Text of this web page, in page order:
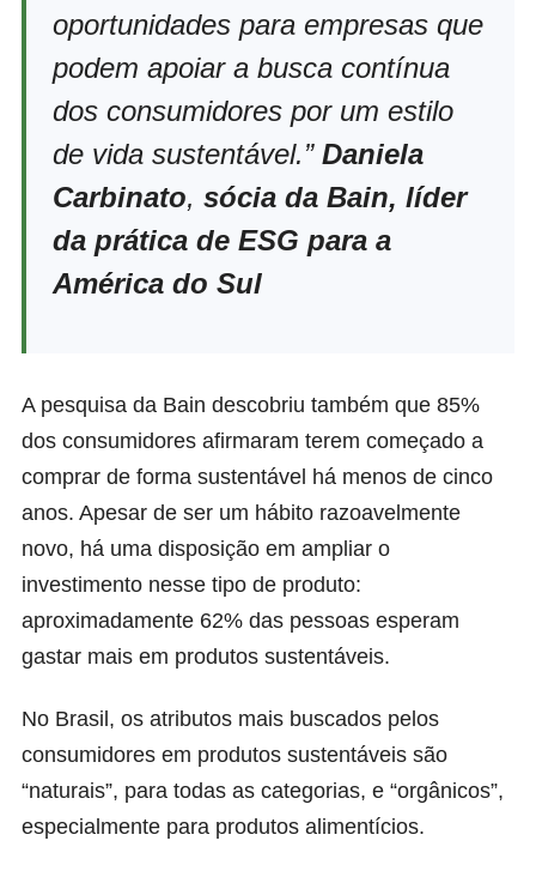
oportunidades para empresas que
podem apoiar a busca contínua
dos consumidores por um estilo
de vida sustentável.” Daniela
Carbinato, sócia da Bain, líder
da prática de ESG para a
América do Sul
A pesquisa da Bain descobriu também que 85%
dos consumidores afirmaram terem começado a
comprar de forma sustentável há menos de cinco
anos. Apesar de ser um hábito razoavelmente
novo, há uma disposição em ampliar o
investimento nesse tipo de produto:
aproximadamente 62% das pessoas esperam
gastar mais em produtos sustentáveis.
No Brasil, os atributos mais buscados pelos
consumidores em produtos sustentáveis são
“naturais”, para todas as categorias, e “orgânicos”,
especialmente para produtos alimentícios.